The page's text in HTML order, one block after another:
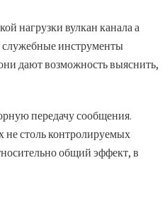
нагрузки вулкан канала а
инструменты
дают возможность выяснить,
передачу сообщения.
не столь контролируемых
общий эффект, в